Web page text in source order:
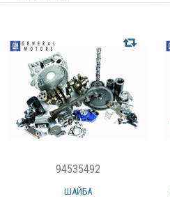
94535492
ШАЙБА